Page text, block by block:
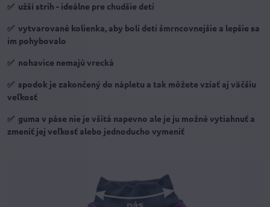
✅ užší strih - ideálne pre chudšie deti
✅ vytvarované kolienka, aby boli deti šmrncovnejšie a lepšie sa
im pohybovalo
✅ nohavice nemajú vrecká
✅ spodok je zakončený do nápletu a tak môžete vziať aj väčšiu
veľkosť
✅ guma v páse nie je všitá napevno ale je ju možné vytiahnuť a
zmeniť jej veľkosť alebo jednoducho vymeniť